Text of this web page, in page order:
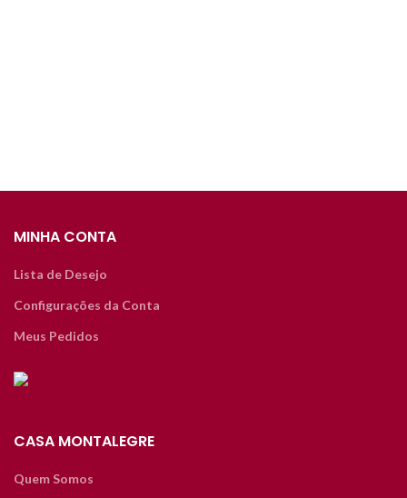
MINHA CONTA
Lista de Desejo
Configurações da Conta
Meus Pedidos
CASA MONTALEGRE
Quem Somos